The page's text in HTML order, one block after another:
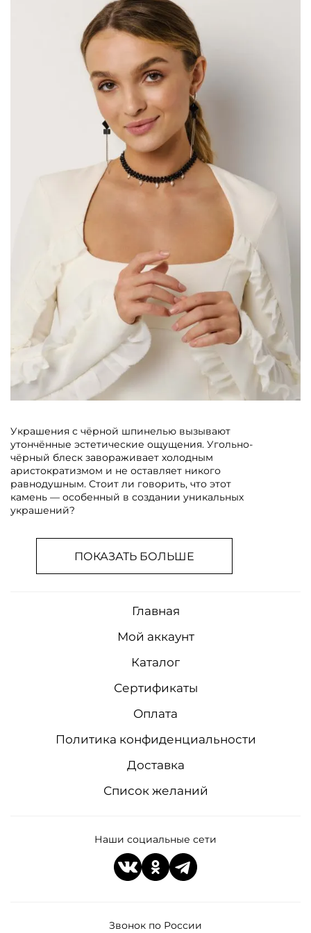
Украшения с чёрной шпинелью вызывают
утончённые эстетические ощущения. Угольно-
чёрный блеск завораживает холодным
аристократизмом и не оставляет никого
равнодушным. Стоит ли говорить, что этот
камень — особенный в создании уникальных
украшений?
ПОКАЗАТЬ БОЛЬШЕ
Звонок по России
Главная
Мой аккаунт
Каталог
Сертификаты
Оплата
Политика конфиденциальности
Доставка
Список желаний
Наши социальные сети